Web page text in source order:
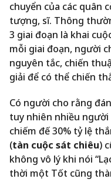
chuyển của các quân
tượng, sĩ. Thông
3 giai đoạn là khai
mỗi giai đoạn, người
nguyên tắc, chiến
giải để có thể chiến
Có người cho rằng
tuy nhiên nhiều
chiếm đế 30% tỷ lệ
(tàn cuộc sát chiêu)
không vô lý khi nói
thời một Tốt cũng